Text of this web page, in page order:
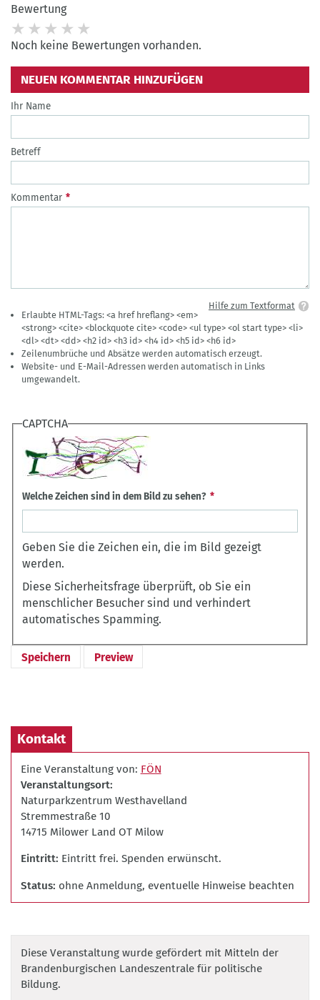
Bewertung
Noch keine Bewertungen vorhanden.
NEUEN KOMMENTAR HINZUFÜGEN
Ihr Name
Betreff
Kommentar
Hilfe zum Textformat
Erlaubte HTML-Tags: <a href hreflang> <em>
<strong> <cite> <blockquote cite> <code> <ul type> <ol start type> <li>
<dl> <dt> <dd> <h2 id> <h3 id> <h4 id> <h5 id> <h6 id>
Zeilenumbrüche und Absätze werden automatisch erzeugt.
Website- und E-Mail-Adressen werden automatisch in Links
umgewandelt.
CAPTCHA
Welche Zeichen sind in dem Bild zu sehen?
Geben Sie die Zeichen ein, die im Bild gezeigt
werden.
Diese Sicherheitsfrage überprüft, ob Sie ein
menschlicher Besucher sind und verhindert
automatisches Spamming.
Kontakt
Eine Veranstaltung von: FÖN
Veranstaltungsort
Naturparkzentrum Westhavelland
Stremmestraße 10
14715 Milower Land OT Milow
Eintritt Eintritt frei. Spenden erwünscht.
Status ohne Anmeldung, eventuelle Hinweise beachten
Diese Veranstaltung wurde gefördert mit Mitteln der
Brandenburgischen Landeszentrale für politische
Bildung.